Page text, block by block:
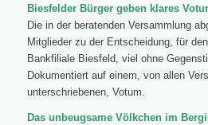
Biesfelder Bürger geben klares
Die in der beratenden Versammlung
Mitglieder zu der Entscheidung, für
Bankfiliale Biesfeld, viel ohne
Dokumentiert auf einem, von allen
unterschriebenen, Votum.
Das unbeugsame Völkchen im